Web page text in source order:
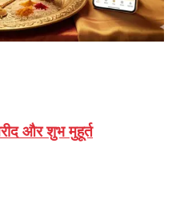
और शुभ मुहूर्त